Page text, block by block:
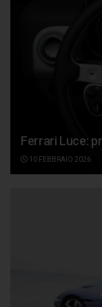
Ferrari Luce:
10 FEBBRAIO 2026